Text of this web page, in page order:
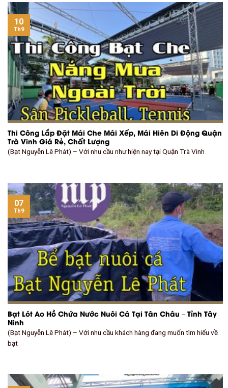
Thi Công Lắp Đặt Mái Che Mái Xếp, Mái Hiên Di Động Quận
Trà Vinh Giá Rẻ, Chất Lượng
(Bạt Nguyễn Lê Phát) – Với nhu cầu như hiện nay tại Quận Trà Vinh
10
Th9
Bạt Lót Ao Hồ Chứa Nước Nuôi Cá Tại Tân Châu – Tỉnh Tây
Ninh
(Bạt Nguyễn Lê Phát) – Với nhu cầu khách hàng đang muốn tìm hiểu về
bạt
07
Th9